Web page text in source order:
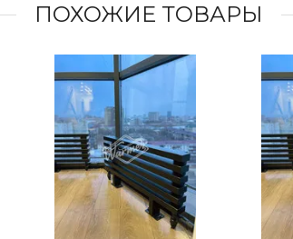
ПОХОЖИЕ ТОВАРЫ